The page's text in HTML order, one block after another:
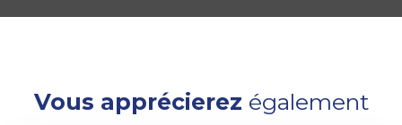
Vous apprécierez également